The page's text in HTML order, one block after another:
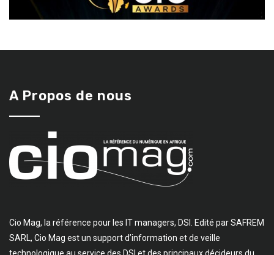
A Propos de nous
Cio Mag, la référence pour les IT managers, DSI. Edité par SAFREM
SARL, Cio Mag est un support d’information et de veille
technologique au service des DSI et des principaux décideurs du